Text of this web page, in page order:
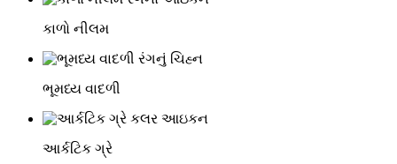
કાળો નીલમ
ભૂમધ્ય વાદળી
આર્કટિક ગ્રે